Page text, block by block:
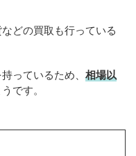
どの買取も行っている
っているため、 相場以
です。